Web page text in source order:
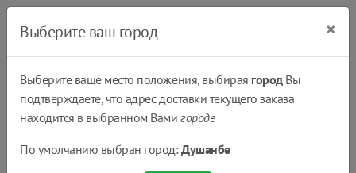
Выберите ваш город ×
Выберите ваше место положения, выбирая городВы
подтверждаете, что адрес доставки текущего заказа
находится в выбранном Вамигороде
По умолчанию выбран город:Душанбе